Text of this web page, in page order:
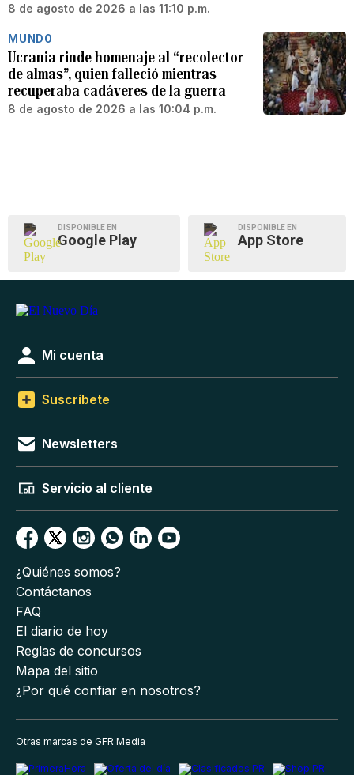
8 de agosto de 2026 a las 11:10 p.m.
MUNDO
Ucrania rinde homenaje al “recolector
de almas”, quien falleció mientras
recuperaba cadáveres de la guerra
8 de agosto de 2026 a las 10:04 p.m.
DISPONIBLE EN
Google Play
DISPONIBLE EN
App Store
Mi cuenta
Suscríbete
Newsletters
Servicio al cliente
¿Quiénes somos?
Contáctanos
FAQ
El diario de hoy
Reglas de concursos
Mapa del sitio
¿Por qué confiar en nosotros?
Otras marcas de GFR Media